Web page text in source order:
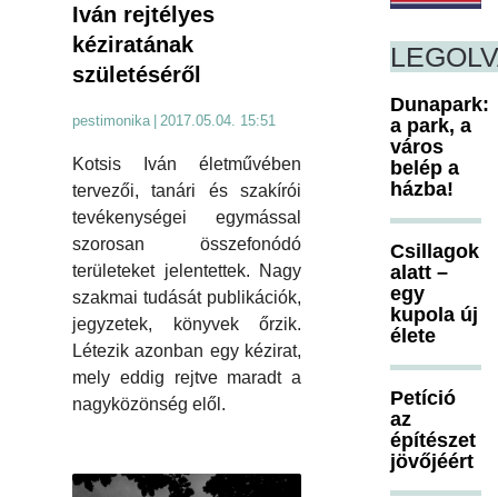
Iván rejtélyes
kéziratának
születéséről
pestimonika | 2017.05.04. 15:51
Kotsis Iván életművében
tervezői, tanári és szakírói
tevékenységei egymással
szorosan összefonódó
területeket jelentettek. Nagy
szakmai tudását publikációk,
jegyzetek, könyvek őrzik.
Létezik azonban egy kézirat,
mely eddig rejtve maradt a
nagyközönség elől.
Dunapark:
a park, a
város
belép a
házba!
Csillagok
alatt –
egy
kupola új
élete
Petíció
az
építészet
jövőjéért